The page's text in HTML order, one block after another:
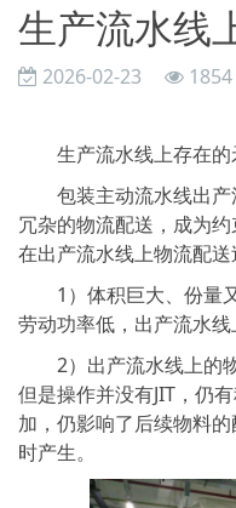
生产流水线
2026-02-23 1854
生产流水线上存在的
包装主动流水线出产
冗杂的物流配送，成为
在出产流水线上物流配
1）体积巨大、份量又
劳动功率低，出产流水线
2）出产流水线上的物
但是操作并没有JIT，仍
加，仍影响了后续物料
时产生。